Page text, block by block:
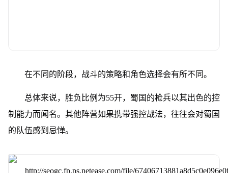
在不同的阶段，战斗的策略和角色选择会有所不同。
总体来说，胜负比例为55开，蜀国的枪兵以其出色的控
制能力而闻名。其他阵营如果携带强控战法，往往会对蜀国
的队伍感到忌惮。